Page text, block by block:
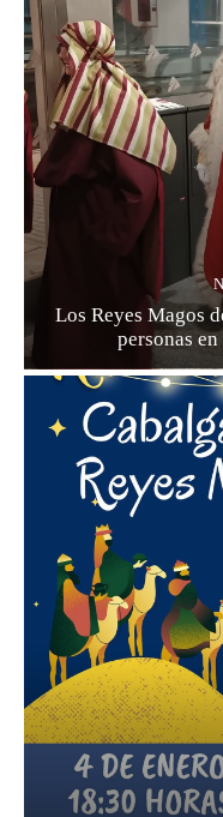
Los Reyes Magos
personas